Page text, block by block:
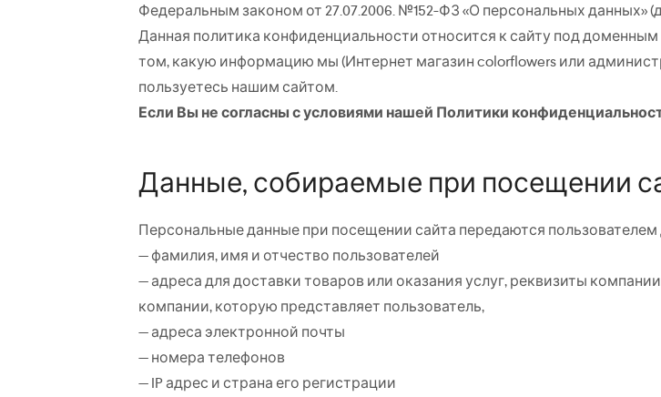
Федеральным законом от 27.07.2006. №152-ФЗ «О персональных данных»
Данная политика конфиденциальности относится к сайту под
том, какую информацию мы (Интернет магазинcolorflowersили
пользуетесь нашим сайтом.
Если Вы не согласны с условиями нашей Политики
Данные, собираемые при посещении
Персональные данные при посещении сайта передаются
— фамилия, имя и отчество пользователей
— адреса для доставки товаров или оказания услуг, реквизиты
компании, которую представляет пользователь,
— адреса электронной почты
— номера телефонов
— IP адрес и страна его регистрации